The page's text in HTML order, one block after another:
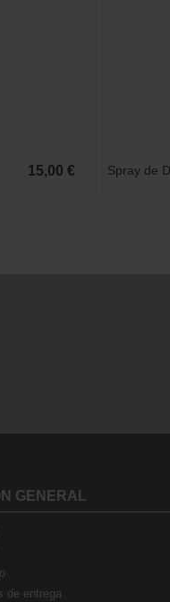
15,00 € Spray de
GENERAL
de entrega